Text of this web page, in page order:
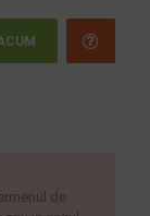
de